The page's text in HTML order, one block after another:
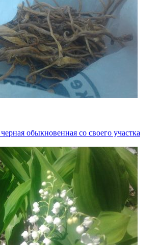
обыкновенная со своего участка